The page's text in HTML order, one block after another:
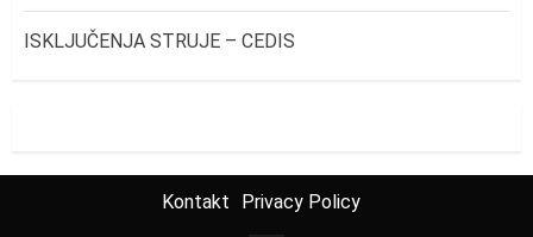
ISKLJUČENJA STRUJE – CEDIS
Kontakt Privacy Policy